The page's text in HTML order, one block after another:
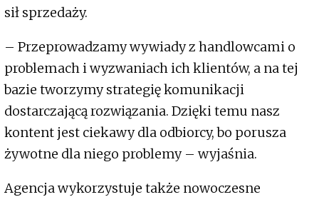
sił sprzedaży.
– Przeprowadzamy wywiady z handlowcami o
problemach i wyzwaniach ich klientów, a na tej
bazie tworzymy strategię komunikacji
dostarczającą rozwiązania. Dzięki temu nasz
kontent jest ciekawy dla odbiorcy, bo porusza
żywotne dla niego problemy – wyjaśnia.
Agencja wykorzystuje także nowoczesne